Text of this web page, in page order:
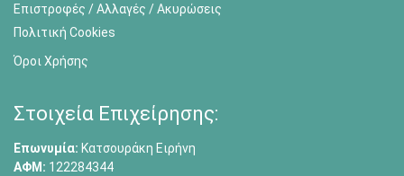
Επιστροφές / Αλλαγές / Ακυρώσεις
Πολιτική Cookies
Όροι Χρήσης
Στοιχεία Επιχείρησης:
Επωνυμία: Κατσουράκη Ειρήνη
ΑΦΜ: 122284344